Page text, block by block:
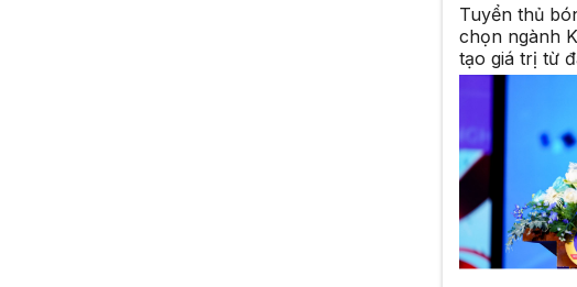
Tuyển thủ
chọn ngành
tạo giá trị từ